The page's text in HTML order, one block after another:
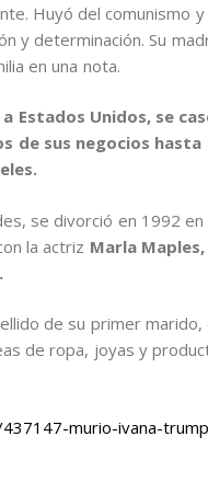
Huyó del comunismo
y determinación. Su
en una nota.
Estados Unidos, se
de sus negocios
se divorció en 1992
la actriz Marla
de su primer
de ropa, joyas y
murio-ivana-